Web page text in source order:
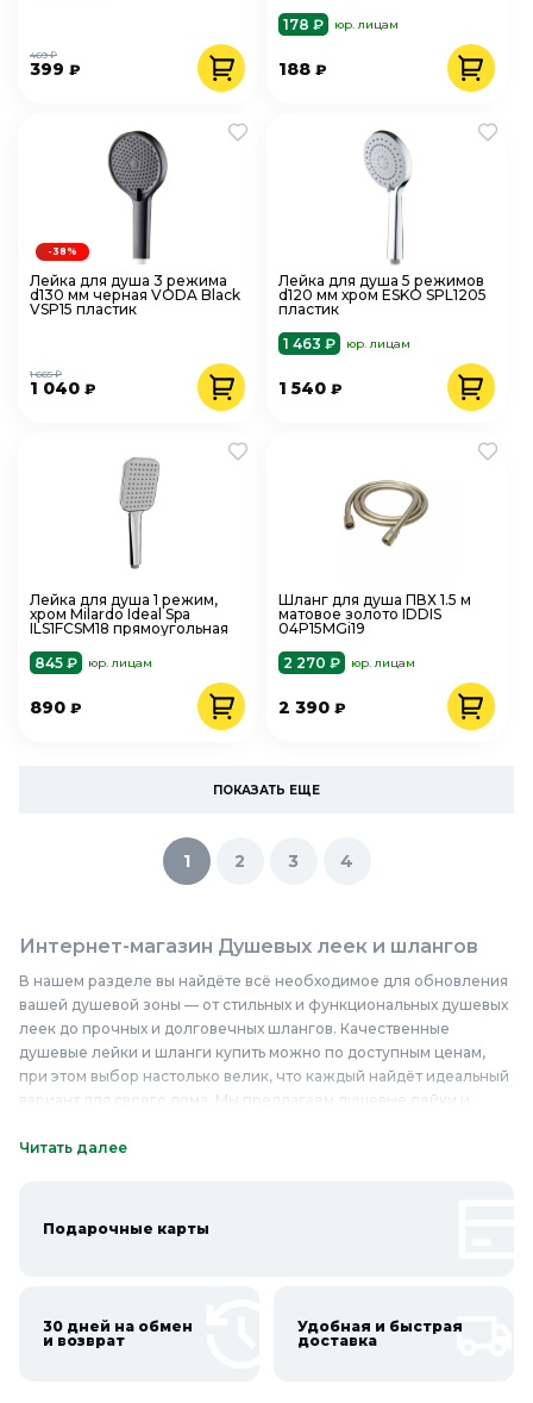
399 ₽
469 ₽
178 ₽
юр. лицам
188₽
Лейка для душа 3 режима
d130 мм черная VODA Black
VSP15 пластик
1 040 ₽
1 665 ₽
-38%
Лейка для душа 5 режимов
d120 мм хром ESKO SPL1205
пластик
1 463 ₽
юр. лицам
1 540₽
Лейка для душа 1 режим,
хром Milardo Ideal Spa
ILS1FCSM18 прямоугольная
845 ₽
юр. лицам
890 ₽
Шланг для душа ПВХ 1.5 м
матовое золото IDDIS
04P15MGi19
2 270 ₽
юр. лицам
2 390₽
ПОКАЗАТЬ ЕЩЕ
1 2 3 4
Интернет-магазин Душевых леек и шлангов
В нашем разделе вы найдёте всё необходимое для обновления
вашей душевой зоны — от стильных и функциональных душевых
леек до прочных и долговечных шлангов. Качественные
душевые лейки и шланги купить можно по доступным ценам,
при этом выбор настолько велик, что каждый найдёт идеальный
вариант для своего дома. Мы предлагаем душевые лейки и
привлекательным дизайном, но и высоким качеством
недорого — это не просто слова, а гарантия того, что каждый
душевые лейки и шланги в Колорлон и наслаждайтесь каждой
Читать далее
Подарочные карты
30 дней на обмен
и возврат
Удобная и быстрая
доставка